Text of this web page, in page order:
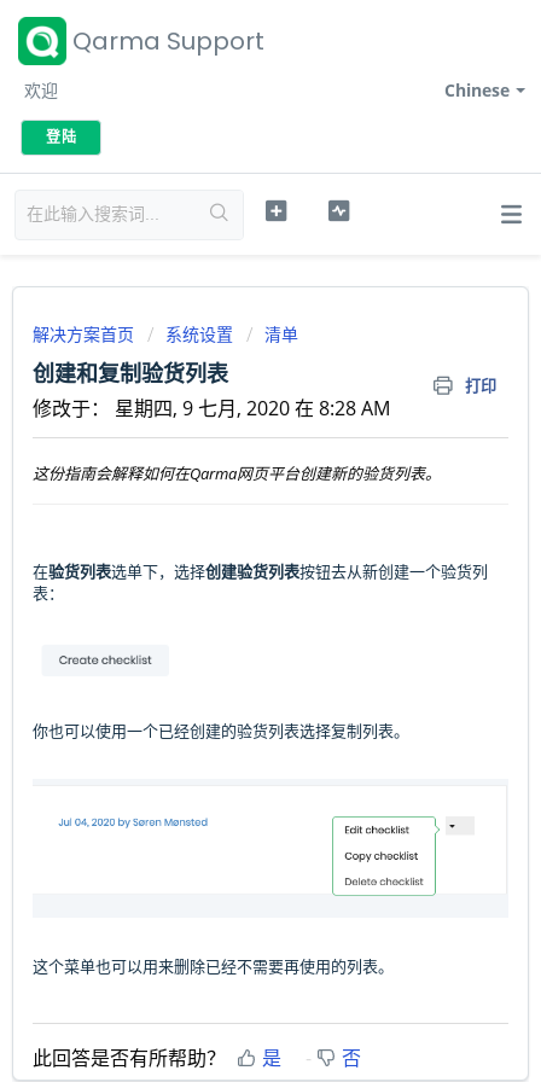
Qarma Support
Chinese
欢迎
登陆
解决方案首页 系统设置 清单
创建和复制验货列表 打印
修改于： 星期四, 9 七月, 2020 在 8:28 AM
这份指南会解释如何在Qarma网页平台创建新的验货列表。
在验货列表选单下，选择创建验货列表按钮去从新创建一个验货列
表：
你也可以使用一个已经创建的验货列表选择复制列表。
这个菜单也可以用来删除已经不需要再使用的列表。
此回答是否有所帮助？ 是 否